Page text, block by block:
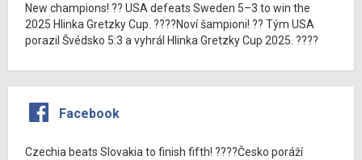
New champions! ?? USA defeats Sweden 5–3 to win the
2025 Hlinka Gretzky Cup. ????Noví šampioni! ?? Tým USA
porazil Švédsko 5:3 a vyhrál Hlinka Gretzky Cup 2025. ????
Facebook
Czechia beats Slovakia to finish fifth! ????Česko poráží